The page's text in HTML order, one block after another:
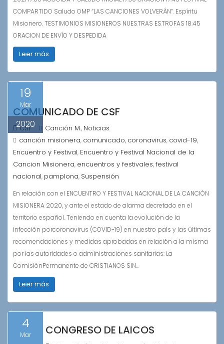
COMPARTIDO Saludo OMP “LAS CANCIONES VOLVERÁN”. Espíritu
Misionero. TESTIMONIOS MISIONEROS NUESTRAS ESTROFAS 18:45
ORACION DE ENVÍO Y DESPEDIDA
Leer más
19
Mar
2020
COMUNICADO DE CSF
CSF Canción M., Noticias
canción misionera, comunicado, coronavirus, covid-19,
Encuentro y Festival, Encuentro y Festival Nacional de la
Cancion Misionera, encuentros y festivales,festival
nacional, pamplona, Suspensión
En relación con el ENCUENTRO Y FESTIVAL NACIONAL DE LA CANCIÓN
MISIONERA 2020, y ante el estado de alarma decretado en el
territorio español. Teniendo en cuenta la evolución de la
infección porcoronavirus (COVID-19) en nuestro país y las últimas
recomendaciones y medidas aprobadas en relación a la misma
por las autoridades o administraciones sanitarias: La
ComisiónPermanente de CRISTIANOS SIN…
Leer más
4
Mar CONGRESO DE LAICOS